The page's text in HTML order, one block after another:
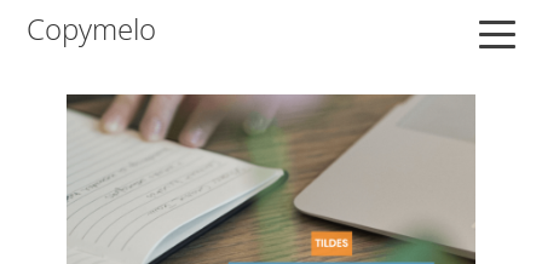
Saltar
navegación
Saltar
contenido
principal
Saltar
principal
Copymelo